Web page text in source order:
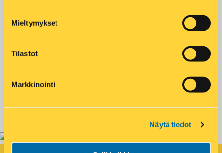
Mieltymykset
Tilastot
Markkinointi
Näytä tiedot
Maanantai – Perjantai
Lauantai
Sunnuntai